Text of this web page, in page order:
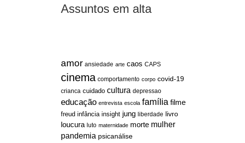
Assuntos em alta
amor ansiedade arte caos CAPS
cinema comportamento corpo covid-19
crianca cuidado cultura depressao
educação entrevista escola família filme
freud infância insight jung liberdade livro
loucura luto maternidade morte mulher
pandemia psicanálise